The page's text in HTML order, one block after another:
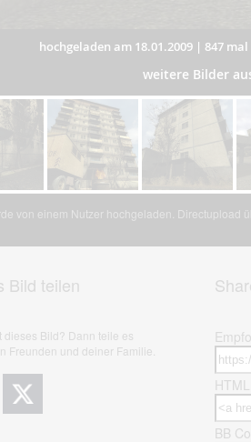
hochgeladen am 18.01.2009 | 847
weitere Bilder
von einem Nutzer hochgeladen. Directupload
Bild teilen
dieses Bild? Dann teile es
Freunden und deiner Familie.
HTML
BB